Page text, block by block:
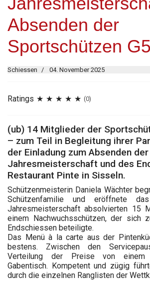
Absenden der
Sportschützen
Schiessen 04. November 2025
Ratings (0)
(ub) 14 Mitglieder der
– zum Teil in Begleitung ihrer
der Einladung zum Absenden der
Jahresmeisterschaft und des
Restaurant Pinte in Sisseln.
Schützenmeisterin Daniela Wächter
Schützenfamilie und eröffnete
Jahresmeisterschaft absolvierten 15
einem Nachwuchsschützen, der sich
Endschiessen beteiligte.
Das Menü à la carte aus der
bestens. Zwischen den
Verteilung der Preise von einem
Gabentisch. Kompetent und zügig
durch die einzelnen Ranglisten der